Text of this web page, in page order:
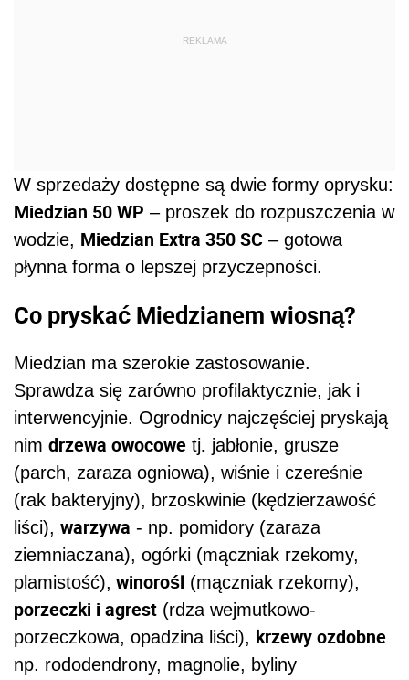
REKLAMA
W sprzedaży dostępne są dwie formy oprysku:
Miedzian 50 WP – proszek do rozpuszczenia w
wodzie, Miedzian Extra 350 SC – gotowa
płynna forma o lepszej przyczepności.
Co pryskać Miedzianem wiosną?
Miedzian ma szerokie zastosowanie.
Sprawdza się zarówno profilaktycznie, jak i
interwencyjnie. Ogrodnicy najczęściej pryskają
nim drzewa owocowe tj. jabłonie, grusze
(parch, zaraza ogniowa), wiśnie i czereśnie
(rak bakteryjny), brzoskwinie (kędzierzawość
liści), warzywa - np. pomidory (zaraza
ziemniaczana), ogórki (mączniak rzekomy,
plamistość), winorośl (mączniak rzekomy),
porzeczki i agrest (rdza wejmutkowo-
porzeczkowa, opadzina liści), krzewy ozdobne
np. rododendrony, magnolie, byliny